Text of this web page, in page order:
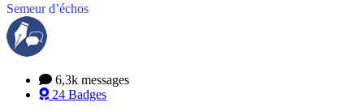
Semeur d’échos
6,3k messages
24 Badges